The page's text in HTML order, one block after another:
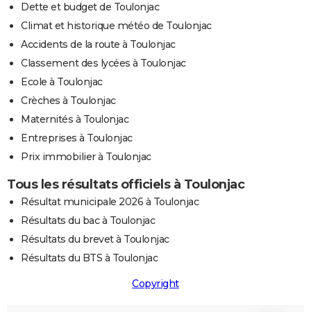
Dette et budget de Toulonjac
Climat et historique météo de Toulonjac
Accidents de la route à Toulonjac
Classement des lycées à Toulonjac
Ecole à Toulonjac
Crèches à Toulonjac
Maternités à Toulonjac
Entreprises à Toulonjac
Prix immobilier à Toulonjac
Tous les résultats officiels à Toulonjac
Résultat municipale 2026 à Toulonjac
Résultats du bac à Toulonjac
Résultats du brevet à Toulonjac
Résultats du BTS à Toulonjac
Copyright